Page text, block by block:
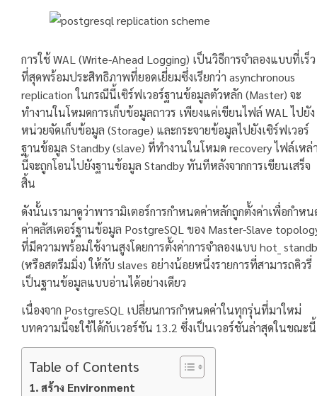
การใช้ WAL (Write-Ahead Logging) เป็นวิธีการจำลองแบบที่เร็ว
ที่สุดพร้อมประสิทธิภาพที่ยอดเยี่ยมซึ่งเรียกว่า asynchronous
replication ในกรณีนี้เซิร์ฟเวอร์ฐานข้อมูลตัวหลัก (Master) จะ
ทำงานในโหมดการเก็บข้อมูลถาวร เพียงแค่เขียนไฟล์ WAL ไปยัง
หน่วยจัดเก็บข้อมูล (Storage) และกระจายข้อมูลไปยังเซิร์ฟเวอร์
ฐานข้อมูล Standby (slave) ที่ทำงานในโหมด recovery ไฟล์เหล่
นี้จะถูกโอนไปยังฐานข้อมูล Standby ทันทีหลังจากการเขียนเสร็จ
สิ้น
ดังนั้นเรามาดูว่าพารามิเตอร์การกำหนดค่าหลักถูกตั้งค่าเพื่อกำหน
ค่าคลัสเตอร์ฐานข้อมูล PostgreSQL ของ Master-Slave
ที่มีความพร้อมใช้งานสูงโดยการตั้งค่าการจำลองแบบ hot_
(หรือสตรีมมิ่ง) ให้กับ slaves อย่างน้อยหนึ่งรายการที่สามารถคิวรี่
เป็นฐานข้อมูลแบบอ่านได้อย่างเดียว
เนื่องจาก PostgreSQL เปลี่ยนการกำหนดค่าในทุกรุ่นที่มาใหม่
บทความนี้จะใช้ได้กับเวอร์ชัน 13.2 ซึ่งเป็นเวอร์ชันล่าสุดในขณะนี้
Table of Contents
สร้าง Environment